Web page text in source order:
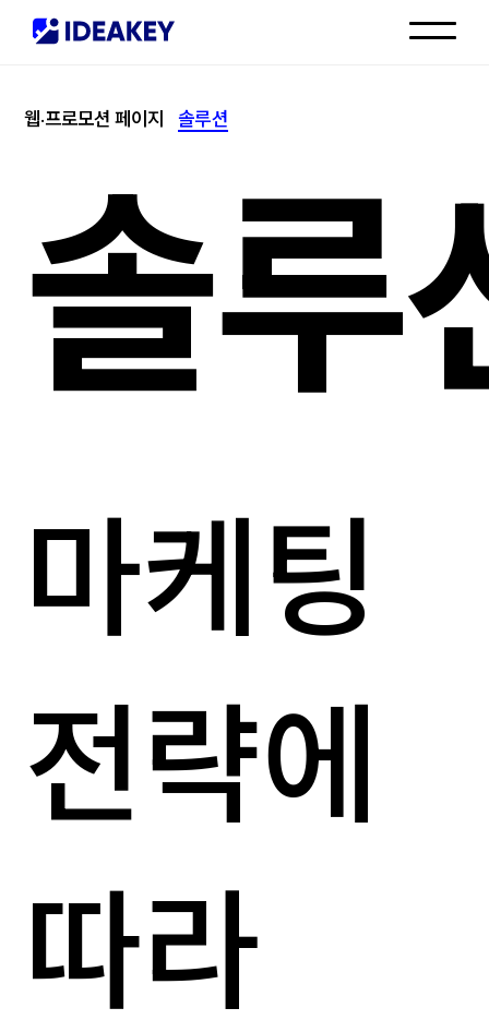
고객센터
웹·프로모션 페이지 솔루션
솔루
마케팅
전략에
따라